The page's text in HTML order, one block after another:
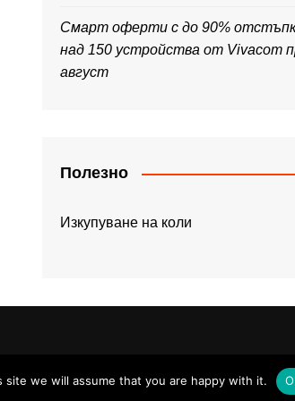
Смарт оферти с до 90%
над 150 устройства от Vivacom
август
Полезно
Изкупуване на коли
we will assume that you are happy with it.